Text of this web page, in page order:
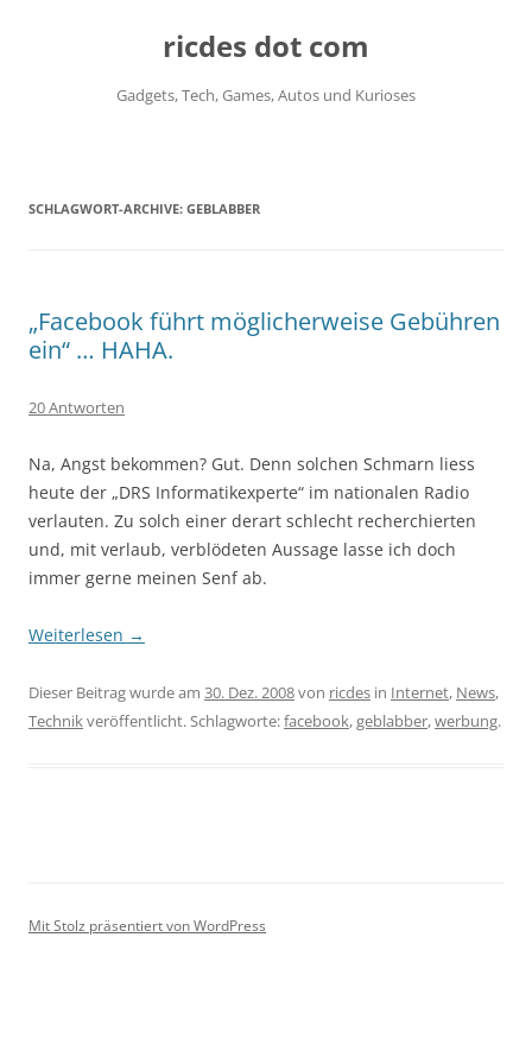
ricdes dot com
Gadgets, Tech, Games, Autos und Kurioses
SCHLAGWORT-ARCHIVE: GEBLABBER
„Facebook führt möglicherweise Gebühren
ein“ … HAHA.
20 Antworten
Na, Angst bekommen? Gut. Denn solchen Schmarn liess
heute der „DRS Informatikexperte“ im nationalen Radio
verlauten. Zu solch einer derart schlecht recherchierten
und, mit verlaub, verblödeten Aussage lasse ich doch
immer gerne meinen Senf ab.
Weiterlesen →
Dieser Beitrag wurde am 30. Dez. 2008von ricdes in Internet, News,
Technikveröffentlicht. Schlagworte:facebook,geblabber,werbung.
Mit Stolz präsentiert von WordPress